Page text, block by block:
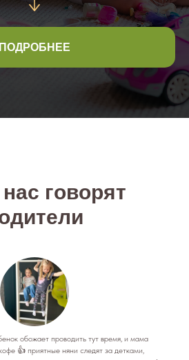
ПОДРОБНЕЕ
говорят
обожает проводить тут время, и мама
👍 приятные няни следят за детками,